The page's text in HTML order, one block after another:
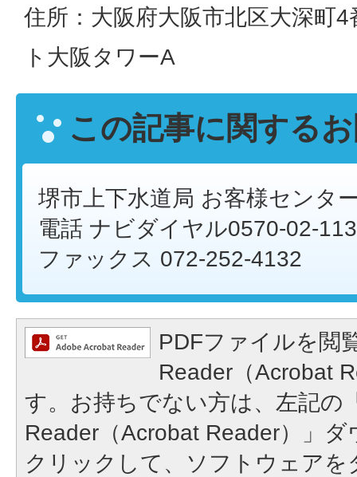
住所：大阪府大阪市北区大深町
ト大阪タワーA
この記事に関する
堺市上下水道局 お客様センタ
電話 ナビダイヤル0570-02-
ファックス 072-252-4132
PDFファイルを閲
Reader（Acrobat
す。お持ちでない方は、左記の
Reader（Acrobat Reader）」
クリックして、ソフトウェア